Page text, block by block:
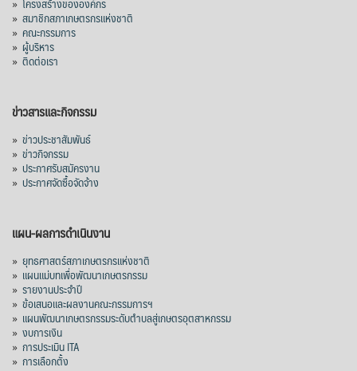
» สมาชิกสภาเกษตรกรแห่งชาติ
» คณะกรรมการ
» ผู้บริหาร
» ติดต่อเรา
ข่าวสารและกิจกรรม
» ข่าวประชาสัมพันธ์
» ข่าวกิจกรรม
» ประกาศรับสมัครงาน
» ประกาศจัดซื้อจัดจ้าง
แผน-ผลการดำเนินงาน
» ยุทธศาสตร์สภาเกษตรกรแห่งชาติ
» แผนแม่บทเพื่อพัฒนาเกษตรกรรม
» รายงานประจำปี
» ข้อเสนอและผลงานคณะกรรมการฯ
» แผนพัฒนาเกษตรกรรมระดับตำบลสู่เกษตรอุตสาหกรรม
» งบการเงิน
» การประเมิน ITA
» การเลือกตั้ง